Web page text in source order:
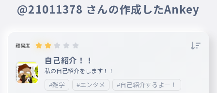
@21011378 さんの作成したAnkey
難易度
自己紹介！！
私の自己紹介をします！！
#雑学 #エンタメ #自己紹介するよー！